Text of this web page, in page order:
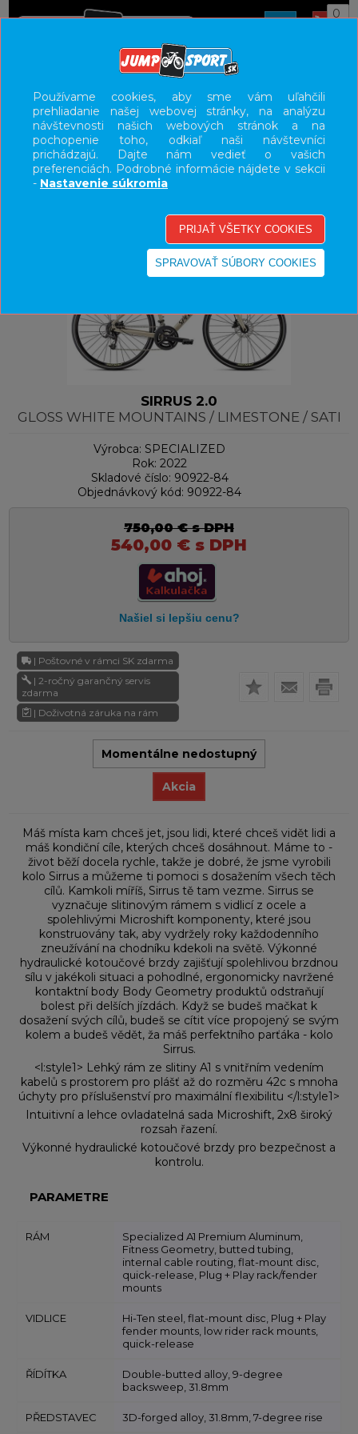
0
UŽÍVATEĽSKÝ PANEL
KATEGÓRIE
HLAVNÉ MENU
-28%
SIRRUS 2.0
GLOSS WHITE MOUNTAINS / LIMESTONE / SATI
Výrobca: SPECIALIZED
Rok: 2022
Skladové číslo: 90922-84
Objednávkový kód: 90922-84
750,00 €s DPH
540,00 € s DPH
| Poštovné v rámci SK zdarma
| 2-ročný garančný servis
zdarma
| Doživotná záruka na rám
Momentálne nedostupný
Akcia
Máš místa kam chceš jet, jsou lidi, které chceš vidět lidi a
máš kondiční cíle, kterých chceš dosáhnout. Máme to -
život běží docela rychle, takže je dobré, že jsme vyrobili
kolo Sirrus a můžeme ti pomoci s dosažením všech těch
cílů. Kamkoli míříš, Sirrus tě tam vezme. Sirrus se
vyznačuje slitinovým rámem s vidlicí z ocele a
spolehlivými Microshift komponenty, které jsou
konstruovány tak, aby vydržely roky každodenního
zneužívání na chodníku kdekoli na světě. Výkonné
hydraulické kotoučové brzdy zajišťují spolehlivou brzdnou
sílu v jakékoli situaci a pohodlné, ergonomicky navržené
kontaktní body Body Geometry produktů odstraňují
bolest při delších jízdách. Když se budeš mačkat k
dosažení svých cílů, budeš se cítit více propojený se svým
kolem a budeš vědět, ža máš perfektního parťáka - kolo
Sirrus.
<l:style1> Lehký rám ze slitiny A1 s vnitřním vedením
kabelů s prostorem pro plášť až do rozměru 42c s mnoha
úchyty pro příslušenství pro maximální flexibilitu </l:style1>
Intuitivní a lehce ovladatelná sada Microshift, 2x8 široký
rozsah řazení.
Výkonné hydraulické kotoučové brzdy pro bezpečnost a
kontrolu.
PARAMETRE
RÁM
Specialized A1 Premium Aluminum,
Fitness Geometry, butted tubing,
internal cable routing, flat-mount disc,
quick-release, Plug + Play rack/fender
mounts
VIDLICE
Hi-Ten steel, flat-mount disc, Plug + Play
fender mounts, low rider rack mounts,
quick-release
ŘÍDÍTKA
Double-butted alloy, 9-degree
backsweep, 31.8mm
PŘEDSTAVEC 3D-forged alloy, 31.8mm, 7-degree rise
Používame cookies, aby sme vám uľahčili
prehliadanie našej webovej stránky, na analýzu
návštevnosti našich webových stránok a na
pochopenie toho, odkiaľ naši návštevníci
prichádzajú. Dajte nám vedieť o vašich
preferenciách. Podrobné informácie nájdete v sekcii
- Nastavenie súkromia